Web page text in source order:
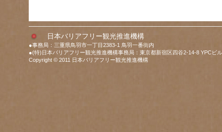
日本バリアフリー観光推進機構
●事務局：三重県鳥羽市一丁目2383-1 鳥羽一番街内
●(特)日本バリアフリー観光推進機構事務局：東京都新宿区四谷2-14-8 YPCビ
Copyright © 2011 日本バリアフリー観光推進機構